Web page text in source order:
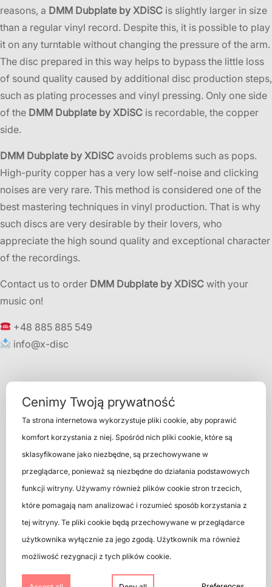
reasons, a DMM Dubplate by XDiSC is slightly larger in size
than a regular vinyl record. Despite this, it is possible to play
it on any turntable without changing the pressure of the arm.
The disc prepared in this way helps to bypass the little loss
of sound quality caused by additional disc production steps,
such as plating processes and vinyl pressing. Only one side
of the DMM Dubplate by XDiSC is recordable, the copper
side.
DMM Dubplate by XDiSC avoids problems such as pops.
High-purity copper has a very low self-noise and clicking
noises are very rare. This method is considered one of the
best mastering techniques in vinyl production. That is why
such discs are very desirable by their lovers, who
appreciate the high sound quality and exceptional character
of the recordings.
Contact us to order DMM Dubplate by XDiSC with your
music on!
+48 885 885 549
info@x-disc
See also
Cenimy Twoją prywatność
Ta strona internetowa wykorzystuje pliki cookie, aby poprawić
komfort korzystania z niej. Spośród nich pliki cookie, które są
sklasyfikowane jako niezbędne, są przechowywane w
przeglądarce, ponieważ są niezbędne do działania podstawowych
funkcji witryny. Używamy również plików cookie stron trzecich,
które pomagają nam analizować i rozumieć sposób korzystania z
tej witryny. Te pliki cookie będą przechowywane w przeglądarce
użytkownika wyłącznie za jego zgodą. Użytkownik ma również
możliwość rezygnacji z tych plików cookie.